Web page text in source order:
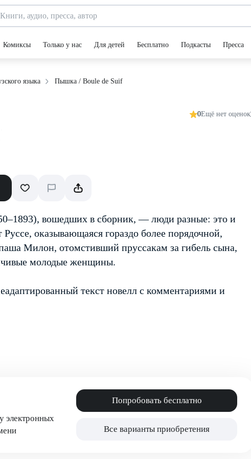
Комиксы Только у нас Для детей Бесплатно Подкасты Пресса
языка Пышка / Boule de Suif
0Ещё нет оценок
вошедших в сборник, — люди разные: это и
Руссе, оказывающаяся гораздо более порядочной,
Милон, отомстивший пруссакам за гибель сына,
молодые женщины.
текст новелл с комментариями и
электронных
Попробовать бесплатно
Все варианты приобретения